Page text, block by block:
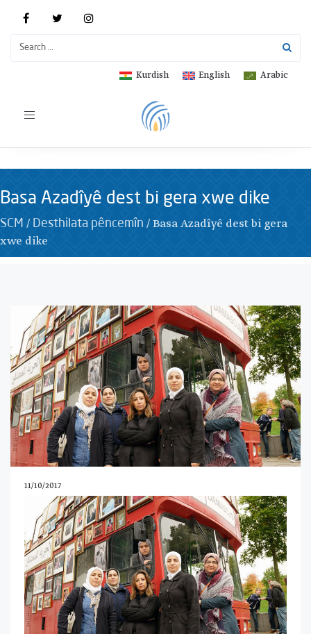
Arabic
English
Kurdish
Toggle
Basa Azadîyê dest bi gera xwe dike
SCM / Desthilata pêncemîn /Basa Azadîyê dest bi gera
xwe dike
11/10/2017